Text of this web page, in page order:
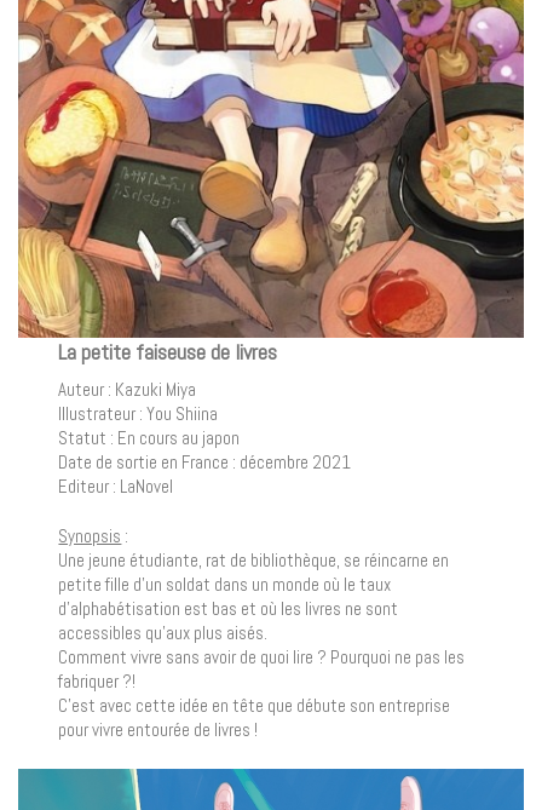
La petite faiseuse de livres
Auteur : Kazuki Miya
Illustrateur : You Shiina
Statut : En cours au japon
Date de sortie en France : décembre 2021
Editeur : LaNovel
Synopsis :
Une jeune étudiante, rat de bibliothèque, se réincarne en
petite fille d’un soldat dans un monde où le taux
d’alphabétisation est bas et où les livres ne sont
accessibles qu’aux plus aisés.
Comment vivre sans avoir de quoi lire ? Pourquoi ne pas les
fabriquer ?!
C’est avec cette idée en tête que débute son entreprise
pour vivre entourée de livres !